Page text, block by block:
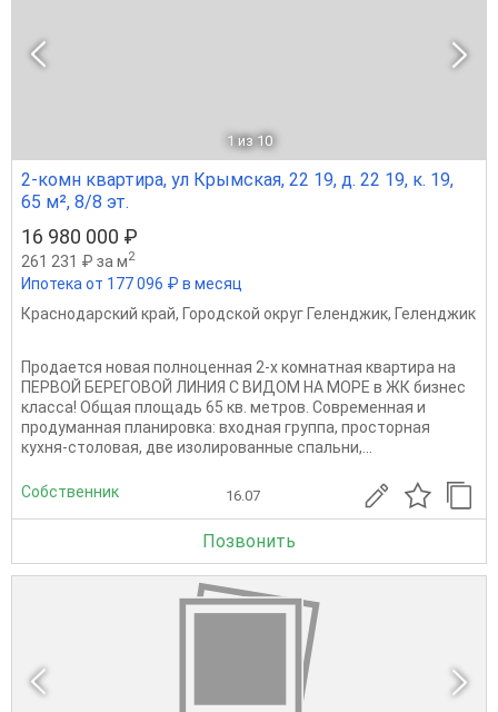
1 из 10
2-комн квартира, ул Крымская, 22 19, д. 22 19, к. 19,
65 м², 8/8 эт.
16 980 000 ₽
261 231 ₽ за м2
Ипотека от 177 096 ₽ в месяц
Краснодарский край, Городской округ Геленджик, Геленджик
Продается новая полноценная 2-х комнатная квартира на
ПЕРВОЙ БЕРЕГОВОЙ ЛИНИЯ С ВИДОМ НА МОРЕ в ЖК бизнес
класса! Общая площадь 65 кв. метров. Современная и
продуманная планировка: входная группа, просторная
кухня-столовая, две изолированные спальни,...
Собственник 16.07
Позвонить